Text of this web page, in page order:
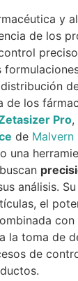
y
de los
de los
Pro,
de Malvern
una
análisis.
el
la toma de
de